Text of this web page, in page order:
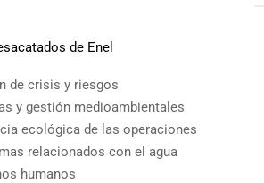
de Enel
de crisis y riesgos
y gestión medioambientales
ecológica de las operaciones
relacionados con el agua
humanos